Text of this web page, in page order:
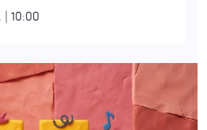
| 10:00